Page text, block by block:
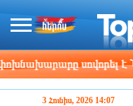
սովորել է
3 Հունիս, 2026 14:07